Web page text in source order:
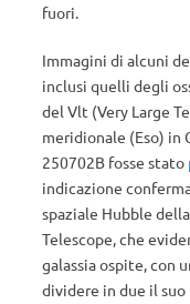
fuori.
Immagini di alcuni
inclusi quelli degli
del Vlt (Very Large
meridionale (Eso) in
250702B fosse stato
indicazione
spaziale Hubble
Telescope, che
galassia ospite, con
dividere in due il suo